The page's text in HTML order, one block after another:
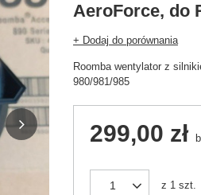
AeroForce, do
+ Dodaj do porównania
Roomba wentylator z
980/981/985
299,00 zł
z 1 szt.